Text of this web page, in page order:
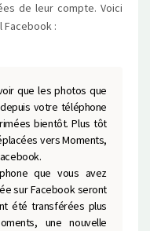
de leur compte. Voici
Facebook :
que les photos que
votre téléphone
bientôt. Plus tôt
vers Moments,
que vous avez
sur Facebook seront
été transférées plus
une nouvelle